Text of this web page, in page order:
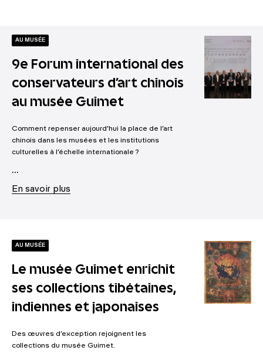
AU MUSÉE
9e Forum international des
conservateurs d’art chinois
au musée Guimet
Comment repenser aujourd’hui la place de l’art
chinois dans les musées et les institutions
culturelles à l’échelle internationale ?
...
En savoir plus
AU MUSÉE
Le musée Guimet enrichit
ses collections tibétaines,
indiennes et japonaises
Des œuvres d’exception rejoignent les
collections du musée Guimet.